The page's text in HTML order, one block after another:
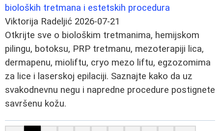
bioloških tretmana i estetskih procedura
Viktorija Radeljić 2026-07-21
Otkrijte sve o biološkim tretmanima, hemijskom
pilingu, botoksu, PRP tretmanu, mezoterapiji lica,
dermapenu, mioliftu, cryo mezo liftu, egzozomima
za lice i laserskoj epilaciji. Saznajte kako da uz
svakodnevnu negu i napredne procedure postignete
savršenu kožu.